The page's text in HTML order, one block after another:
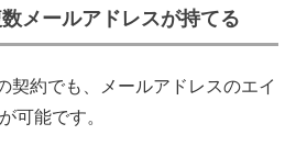
メールアドレスが持てる
契約でも、メールアドレスのエイ
可能です。